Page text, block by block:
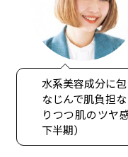
水系美容成分に
なじんで肌負担
りつつ肌のツヤ
下半期）